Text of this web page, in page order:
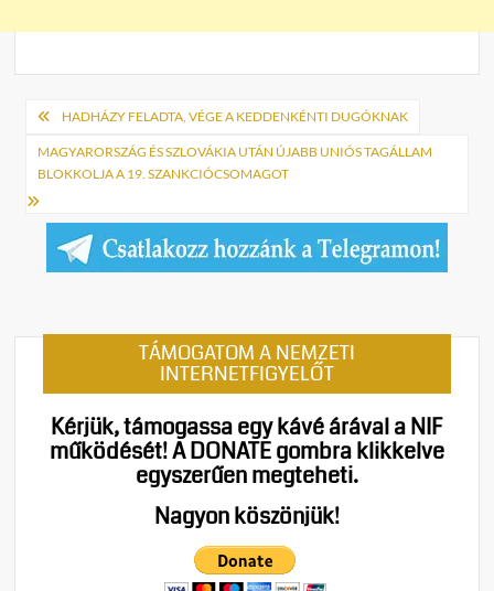
Bejegyzés
navigáció
HADHÁZY FELADTA, VÉGE A KEDDENKÉNTI DUGÓKNAK
MAGYARORSZÁG ÉS SZLOVÁKIA UTÁN ÚJABB UNIÓS TAGÁLLAM
BLOKKOLJA A 19. SZANKCIÓCSOMAGOT
TÁMOGATOM A NEMZETI
INTERNETFIGYELŐT
Kérjük, támogassa egy kávé árával a NIF
működését!A DONATE gombra klikkelve
egyszerűen megteheti.
Nagyon köszönjük!